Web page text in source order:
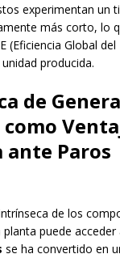
experimentan un
más corto, lo
(Eficiencia Global
producida.
de
Paros
de los
puede acceder
se ha convertido en